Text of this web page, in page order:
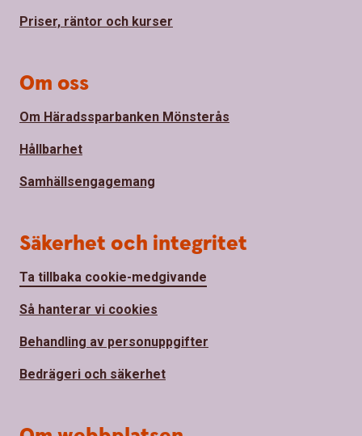
Priser, räntor och kurser
Om oss
Om Häradssparbanken Mönsterås
Hållbarhet
Samhällsengagemang
Säkerhet och integritet
Ta tillbaka cookie-medgivande
Så hanterar vi cookies
Behandling av personuppgifter
Bedrägeri och säkerhet